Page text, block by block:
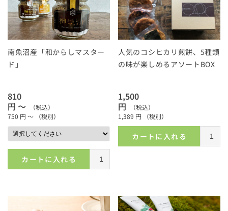
南魚沼産「和からしマスター
ド」
810
円 ～
（税込）
750 円 ～ （税別）
カートに入れる
人気のコシヒカリ煎餅、5種類
の味が楽しめるアソートBOX
1,500
円
（税込）
1,389 円 （税別）
カートに入れる